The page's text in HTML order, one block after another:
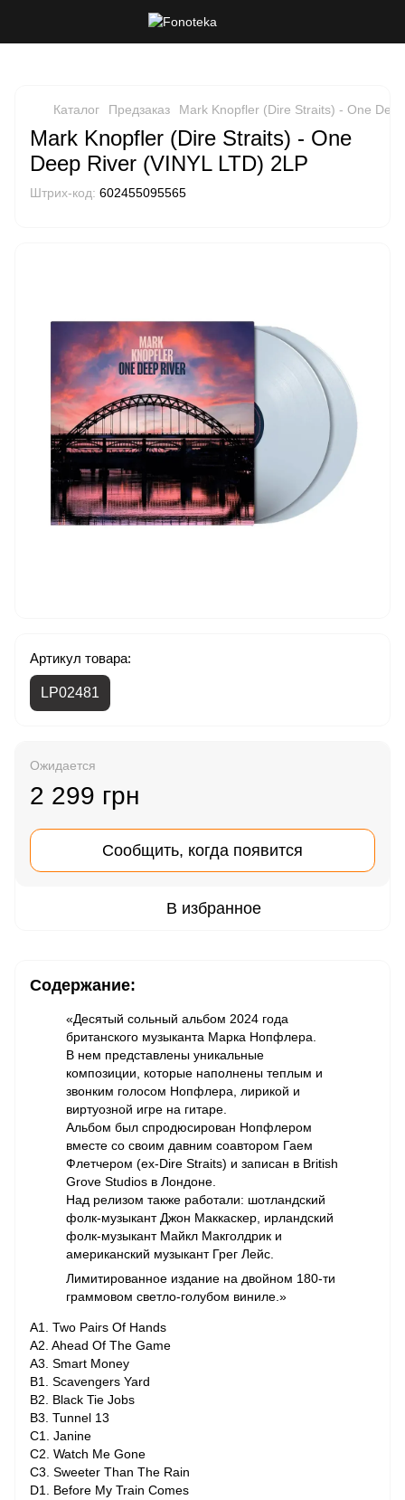
Каталог Предзаказ Mark Knopfler (Dire Straits) - One
Mark Knopfler (Dire Straits) - One
Deep River (VINYL LTD) 2LP
Штрих-код: 602455095565
Артикул товара:
LP02481
Ожидается
2 299 грн
Сообщить, когда появится
В избранное
Содержание:
«Десятый сольный альбом 2024 года
британского музыканта Марка Нопфлера.
В нем представлены уникальные
композиции, которые наполнены теплым и
звонким голосом Нопфлера, лирикой и
виртуозной игре на гитаре.
Альбом был спродюсирован Нопфлером
вместе со своим давним соавтором Гаем
Флетчером (ex-Dire Straits) и записан в British
Grove Studios в Лондоне.
Над релизом также работали: шотландский
фолк-музыкант Джон Маккаскер, ирландский
фолк-музыкант Майкл Макголдрик и
американский музыкант Грег Лейс.
Лимитированное издание на двойном 180-ти
граммовом светло-голубом виниле.»
A1. Two Pairs Of Hands
A2. Ahead Of The Game
A3. Smart Money
B1. Scavengers Yard
B2. Black Tie Jobs
B3. Tunnel 13
C1. Janine
C2. Watch Me Gone
C3. Sweeter Than The Rain
D1. Before My Train Comes